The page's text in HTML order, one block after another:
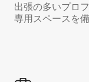
出張の多いプロ
専用スペースを